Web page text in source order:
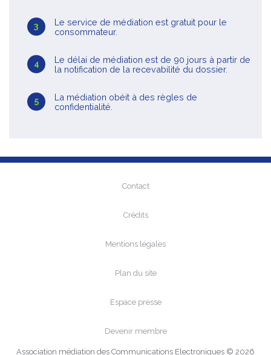
Le service de médiation est gratuit pour le
consommateur.
Le délai de médiation est de 90 jours à partir de
la notification de la recevabilité du dossier.
La médiation obéit à des règles de
confidentialité.
Contact
Crédits
Mentions légales
Plan du site
Espace presse
Devenir membre
Association médiation des Communications Electroniques © 2026